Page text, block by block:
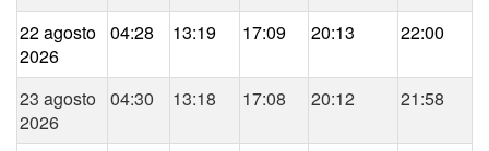
22 agosto
2026
04:28 13:19 17:09 20:13 22:00
23 agosto
2026
04:30 13:18 17:08 20:12 21:58